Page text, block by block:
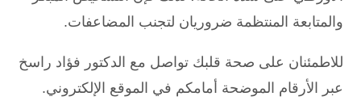
والمتابعة المنتظمة ضروريان لتجنب المضاعفات.
للاطمئنان على صحة قلبك تواصل مع الدكتور فؤاد راسخ
عبر الأرقام الموضحة أمامكم في الموقع الإلكتروني.